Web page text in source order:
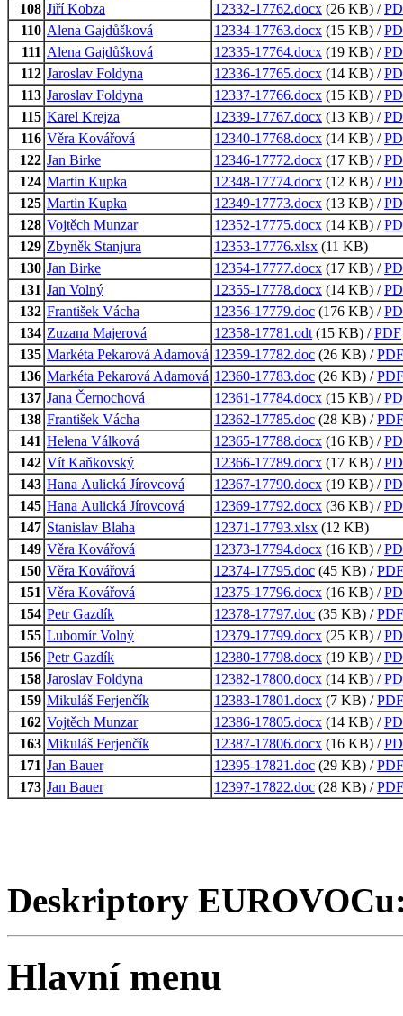
108 Jiří Kobza 12332-17762.docx (26 KB) /
110 Alena Gajdůšková 12334-17763.docx (15 KB) /
111 Alena Gajdůšková 12335-17764.docx (19 KB) /
112 Jaroslav Foldyna 12336-17765.docx (14 KB) /
113 Jaroslav Foldyna 12337-17766.docx (15 KB) /
115 Karel Krejza 12339-17767.docx (13 KB) /
116 Věra Kovářová 12340-17768.docx (14 KB) /
122 Jan Birke 12346-17772.docx (17 KB) /
124 Martin Kupka 12348-17774.docx (12 KB) /
125 Martin Kupka 12349-17773.docx (13 KB) /
128 Vojtěch Munzar 12352-17775.docx (14 KB) /
129 Zbyněk Stanjura 12353-17776.xlsx (11 KB)
130 Jan Birke 12354-17777.docx (17 KB) /
131 Jan Volný 12355-17778.docx (14 KB) /
132 František Vácha 12356-17779.doc (176 KB) /
134 Zuzana Majerová 12358-17781.odt (15 KB) /PDF
135 Markéta Pekarová Adamová 12359-17782.doc (26 KB) /PDF
136 Markéta Pekarová Adamová 12360-17783.doc (26 KB) /PDF
137 Jana Černochová 12361-17784.docx (15 KB) /
138 František Vácha 12362-17785.doc (28 KB) /PDF
141 Helena Válková 12365-17788.docx (16 KB) /
142 Vít Kaňkovský 12366-17789.docx (17 KB) /
143 Hana Aulická Jírovcová 12367-17790.docx (19 KB) /
145 Hana Aulická Jírovcová 12369-17792.docx (36 KB) /
147 Stanislav Blaha 12371-17793.xlsx (12 KB)
149 Věra Kovářová 12373-17794.docx (16 KB) /
150 Věra Kovářová 12374-17795.doc (45 KB) /PDF
151 Věra Kovářová 12375-17796.docx (16 KB) /
154 Petr Gazdík 12378-17797.doc (35 KB) /PDF
155 Lubomír Volný 12379-17799.docx (25 KB) /
156 Petr Gazdík 12380-17798.docx (19 KB) /
158 Jaroslav Foldyna 12382-17800.docx (14 KB) /
159 Mikuláš Ferjenčík 12383-17801.docx (7 KB) /PDF
162 Vojtěch Munzar 12386-17805.docx (14 KB) /
163 Mikuláš Ferjenčík 12387-17806.docx (16 KB) /
171 Jan Bauer 12395-17821.doc (29 KB) /PDF
173 Jan Bauer 12397-17822.doc (28 KB) /PDF
Deskriptory
Hlavní menu